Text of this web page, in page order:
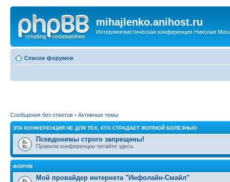
mihajlenko.anihost.ru
Интерлингвистическая конференция Николая
Список форумов
Сообщения без ответов • Активные темы
ЭТА КОНФЕРЕНЦИЯ НЕ ДЛЯ ТЕХ, КТО СТРАДАЕТ ЖОПНОЙ БОЛЕЗНЬЮ
Псевдонимы строго запрещены!
Правила конференции читайте здесь
ФОРУМ
Мой провайдер интернета "Инфолайн-Смайл"